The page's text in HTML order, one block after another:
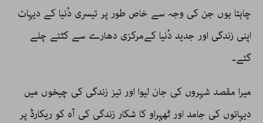
چاہتا ہوں جن کی وجہ سے خاص طور پر تیسری دُنیا کے دیہات
اپنی زندگی اور جدید دُنیا کےمرکزی دھارے سے کٹتے چلے
گئے۔
میرا مقصد شہروں کی جان لیوا اور تیز زندگی کی چیخوں میں
دیہاتوں کی جامد اور ٹھہراو کا شکار زندگی کی آہ کو ریکارڈ پر